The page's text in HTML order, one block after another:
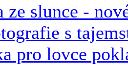
ze slunce -
s
pro lovce